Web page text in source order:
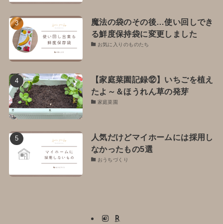
魔法の袋のその後…使い回しでき
る鮮度保持袋に変更しました
お気に入りのものたち
【家庭菜園記録⑫】いちごを植え
たよ～＆ほうれん草の発芽
家庭菜園
人気だけどマイホームには採用し
なかったもの5選
おうちづくり